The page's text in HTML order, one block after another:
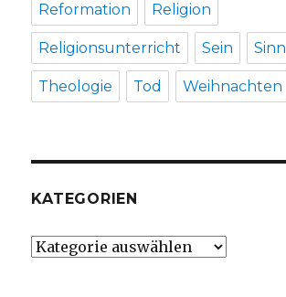
Reformation Religion
Religionsunterricht Sein Sinn
Theologie Tod Weihnachten
KATEGORIEN
Kategorien